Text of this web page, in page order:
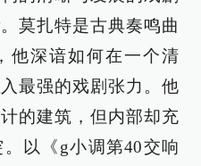
莫扎特是古典奏鸣曲
他深谙如何在一个清
最强的戏剧张力。他
的建筑，但内部却充
以《g小调第40交响